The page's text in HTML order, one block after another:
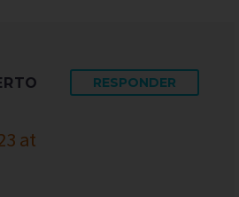
at
RESPONDER